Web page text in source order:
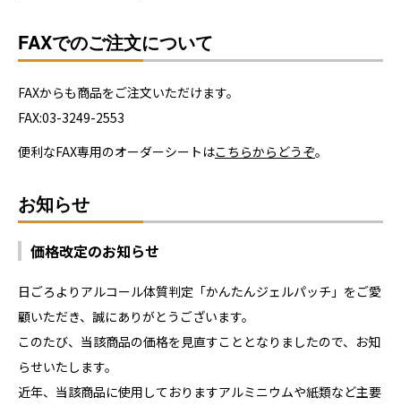
FAXでのご注文について
FAXからも商品をご注文いただけます。
FAX:03-3249-2553
便利なFAX専用のオーダーシートはこちらからどうぞ。
お知らせ
価格改定のお知らせ
日ごろよりアルコール体質判定「かんたんジェルパッチ」をご愛
顧いただき、誠にありがとうございます。
このたび、当該商品の価格を見直すこととなりましたので、お知
らせいたします。
近年、当該商品に使用しておりますアルミニウムや紙類など主要